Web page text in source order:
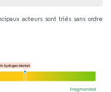
acteurs sont triés sans ordre